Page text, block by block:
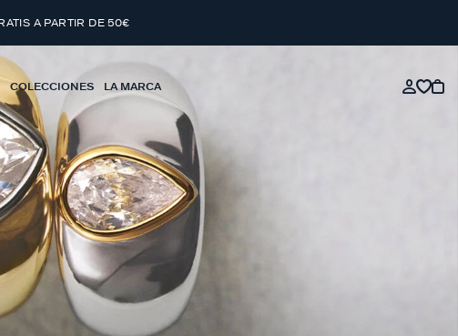
A PARTIR DE 50€
COLECCIONES LA MARCA